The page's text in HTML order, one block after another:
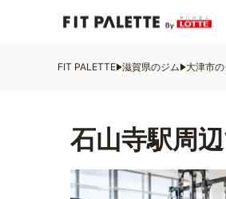
FIT PALETTE 滋賀県のジム 大津市
石山寺駅周